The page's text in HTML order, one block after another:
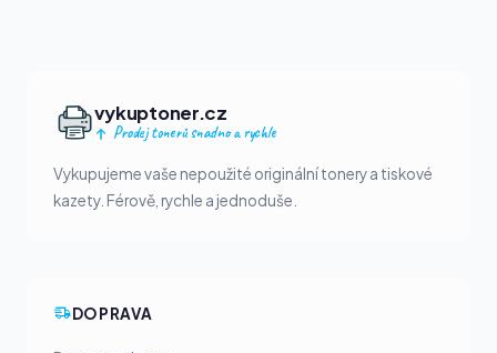
vykuptoner.cz
Prodej tonerů snadno a rychle
Vykupujeme vaše nepoužité originální tonery a tiskové
kazety. Férově, rychle a jednoduše.
DOPRAVA